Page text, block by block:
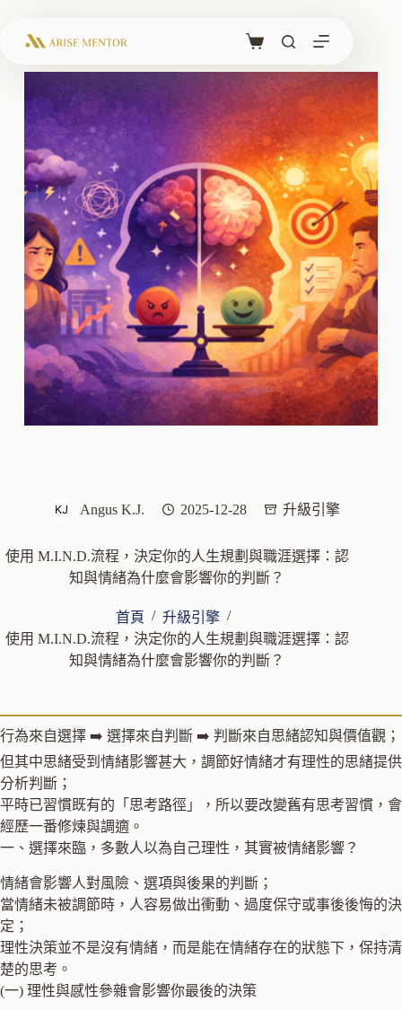
購
物
車
Angus K.J. 2025-12-28 升級引擎
使用 M.I.N.D.流程，決定你的人生規劃與職涯選擇：認
知與情緒為什麼會影響你的判斷？
首頁 / 升級引擎 /
使用 M.I.N.D.流程，決定你的人生規劃與職涯選擇：認
知與情緒為什麼會影響你的判斷？
行為來自選擇 ➡️ 選擇來自判斷 ➡️ 判斷來自思緒認知與價值觀；
但其中思緒受到情緒影響甚大，調節好情緒才有理性的思緒提供
分析判斷；
平時已習慣既有的「思考路徑」，所以要改變舊有思考習慣，會
經歷一番修煉與調適。
一、選擇來臨，多數人以為自己理性，其實被情緒影響？
情緒會影響人對風險、選項與後果的判斷；
當情緒未被調節時，人容易做出衝動、過度保守或事後後悔的決
定；
理性決策並不是沒有情緒，而是能在情緒存在的狀態下，保持清
楚的思考。
(一) 理性與感性參雜會影響你最後的決策